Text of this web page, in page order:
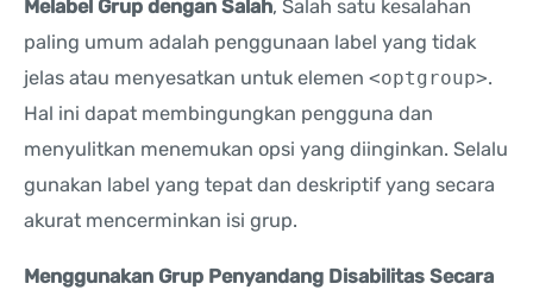
Melabel Grup dengan Salah, Salah satu kesalahan
paling umum adalah penggunaan label yang tidak
jelas atau menyesatkan untuk elemen <optgroup>.
Hal ini dapat membingungkan pengguna dan
menyulitkan menemukan opsi yang diinginkan. Selalu
gunakan label yang tepat dan deskriptif yang secara
akurat mencerminkan isi grup.
Menggunakan Grup Penyandang Disabilitas Secara